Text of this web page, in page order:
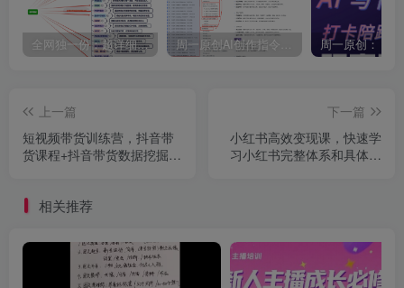
全网独一份：超详细的40+个自媒体赛道领域解析手册，让你的内容创作不再局限！ 周一原创AI创作指令词：30+个领域赛道的创作提示词集合
上一篇
短视频带货训练营，抖音带
货课程+抖音带货数据挖掘
下一篇
小红书高效变现课，快速学
习小红书完整体系和具体落
相关推荐